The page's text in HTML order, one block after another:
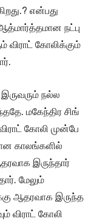
என்பது
நட்பு
விராட் கோலிக்கும்
இருவரும் நல்ல
மகேந்திர சிங்
கோலி முன்பே
காலங்களில்
இருந்தார்
மேலும்
ஆதரவாக இருந்த
விராட் கோலி